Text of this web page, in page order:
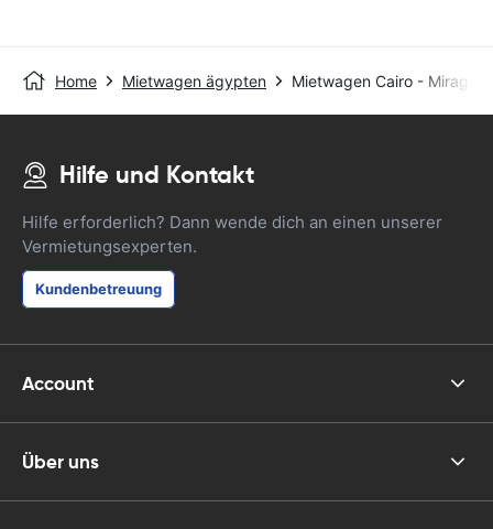
Home Mietwagen ägypten Mietwagen Cairo - Mirage
Hilfe und Kontakt
Hilfe erforderlich? Dann wende dich an einen unserer
Vermietungsexperten.
Kundenbetreuung
Account
Über uns